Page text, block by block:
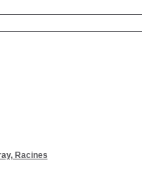
Racines